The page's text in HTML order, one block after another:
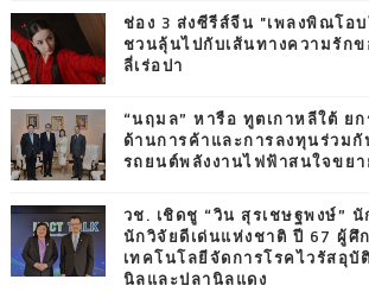
ช่อง 3 ส่งซีรีส์จีน "เพลงพิณโอ
ชวนลุ้นไปกับเส้นทางความรัก
ลี่เร่อปา
“นฤมล” หารือ ทูตเกาหลีใต้ ย
ด้านการค้าและการลงทุนร่วมกั
รถยนต์พลังงานไฟฟ้าสนใจขย
วช. เชิดชู “วิน สุรเชษฐพงษ์”
นักวิจัยดีเด่นแห่งชาติ ปี 67 ผู้
เทคโนโลยีจัดการโรคไวรัสอุบั
นิลและปลานิลแดง